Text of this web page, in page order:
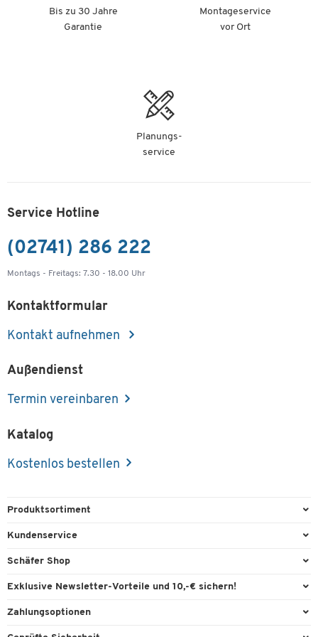
Bis zu 30 Jahre
Garantie
Montageservice
vor Ort
Planungs-
service
Service Hotline
(02741) 286 222
Montags - Freitags: 7.30 - 18.00 Uhr
Kontaktformular
Kontakt aufnehmen
Außendienst
Termin vereinbaren
Katalog
Kostenlos bestellen
Produktsortiment
Büroausstattung
Reinigung & Hygiene
Kundenservice
Direktbestellung
Kontaktformulare
Schäfer Shop
Services & Leistungen
Exklusive Newsletter-Vorteile und 10,-€ sichern!
Willkommensgutschein
Zahlungsoptionen
Paypal